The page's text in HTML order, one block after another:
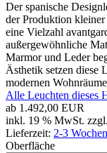
Der spanische
der Produktion kleiner
eine Vielzahl
außergewöhnliche
Marmor und Leder
Ästhetik setzen diese
modernen
Alle Leuchten dieses
ab 1.492,00 EUR
inkl. 19 % MwSt. zzgl.
Lieferzeit: 2-3 Wochen
Oberfläche